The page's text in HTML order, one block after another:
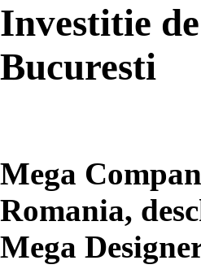
Investitie
Bucuresti
Mega
Romania,
Mega